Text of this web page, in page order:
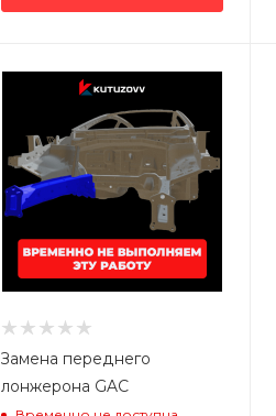
Замена переднего
лонжерона GAC